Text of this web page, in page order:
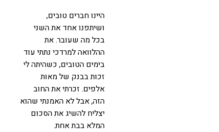
היינו חברים טובים,
ושיתפנו אחד את השני
בכל מה שעובר. את
ההלוואה למרדכי נתתי עוד
בימים הטובים, כשהיתה לי
זכות בבנק של מאות
אלפים. זכרתי את החוב
הזה, אבל לא האמנתי שהוא
יצליח להשיג את הסכום
המלא בבת אחת.